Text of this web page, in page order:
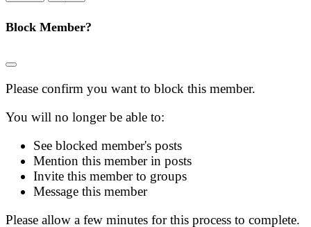
Block Member?
Please confirm you want to block this member.
You will no longer be able to:
See blocked member's posts
Mention this member in posts
Invite this member to groups
Message this member
Please allow a few minutes for this process to complete.